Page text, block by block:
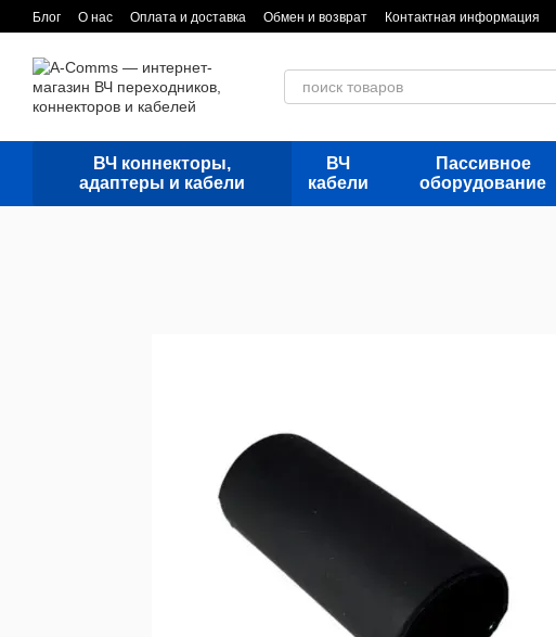
Перейти к основному контенту
Блог О нас Оплата и доставка Обмен и возврат Контактная информация
ВЧ коннекторы,
адаптеры и кабели
ВЧ
кабели
Пассивное
оборудование